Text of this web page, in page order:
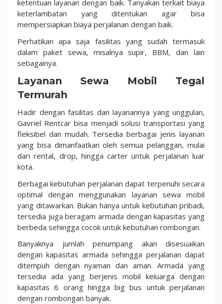
ketentuan layanan dengan baik. Tanyakan terkait biaya
keterlambatan yang ditentukan agar bisa
mempersiapkan biaya perjalanan dengan baik.
Perhatikan apa saja fasilitas yang sudah termasuk
dalam paket sewa, misalnya supir, BBM, dan lain
sebagainya.
Layanan Sewa Mobil Tegal
Termurah
Hadir dengan fasilitas dan layanannya yang unggulan,
Gavriel Rentcar bisa menjadi solusi transportasi yang
fleksibel dan mudah. Tersedia berbagai jenis layanan
yang bisa dimanfaatkan oleh semua pelanggan, mulai
dari rental, drop, hingga carter untuk perjalanan luar
kota.
Berbagai kebutuhan perjalanan dapat terpenuhi secara
optimal dengan menggunakan layanan sewa mobil
yang ditawarkan. Bukan hanya untuk kebutuhan pribadi,
tersedia juga beragam armada dengan kapasitas yang
berbeda sehingga cocok untuk kebutuhan rombongan.
Banyaknya jumlah penumpang akan disesuaikan
dengan kapasitas armada sehingga perjalanan dapat
ditempuh dengan nyaman dan aman. Armada yang
tersedia ada yang berjenis mobil keluarga dengan
kapasitas 6 orang hingga big bus untuk perjalanan
dengan rombongan banyak.